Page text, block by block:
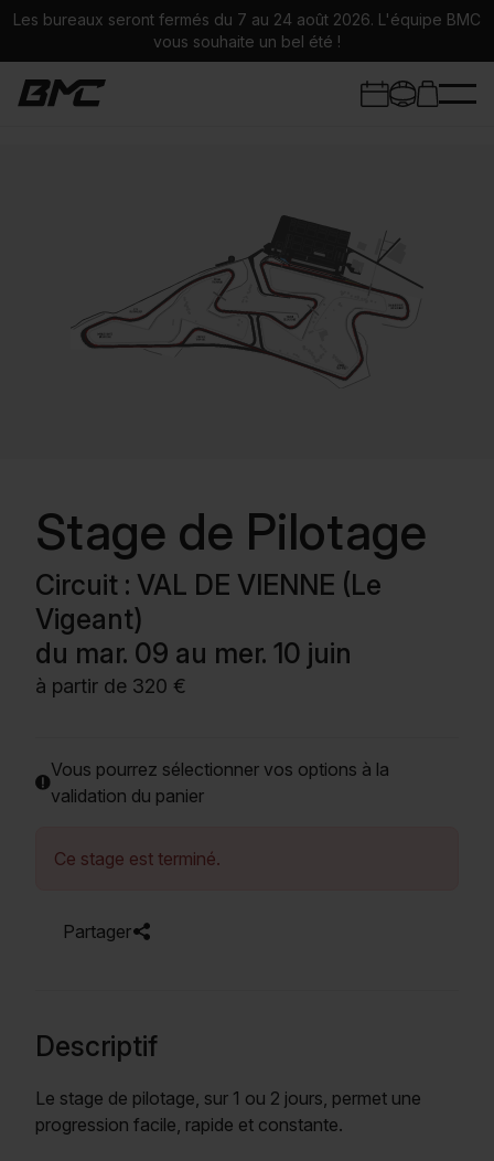
Les bureaux seront fermés du 7 au 24 août 2026. L'équipe BMC
vous souhaite un bel été !
Stages Moto
Circuits
Contactez-nous
Devenez membre BMC pour accéder au meilleur
contenus de vos sessions.
Nous rejoindre
Stage de Pilotage
Circuit : VAL DE VIENNE (Le
Vigeant)
du mar. 09 au mer. 10 juin
à partir de 320 €
Vous pourrez sélectionner vos options à la
validation du panier
Ce stage est terminé.
Partager
Descriptif
Le stage de pilotage, sur 1 ou 2 jours, permet une
progression facile, rapide et constante.